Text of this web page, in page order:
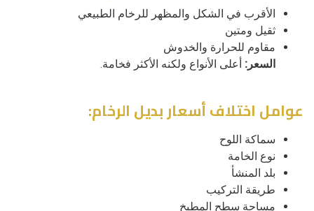
الأقرب في الشكل والمظهر للرخام الطبيعي
ثقيل ومتين
مقاوم للحرارة والخدوش
السعر: أعلى الأنواع ولكنه الأكثر فخامة.
عوامل اختلاف أسعار بديل الرخام:
سماكة اللوح
نوع الخامة
بلد المنشأ
طريقة التركيب
مساحة سطح المطبخ